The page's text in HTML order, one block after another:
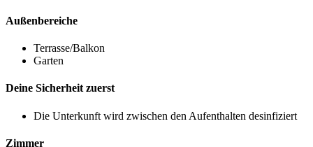
Außenbereiche
Terrasse/Balkon
Garten
Deine Sicherheit zuerst
Die Unterkunft wird zwischen den Aufenthalten desinfiziert
Zimmer